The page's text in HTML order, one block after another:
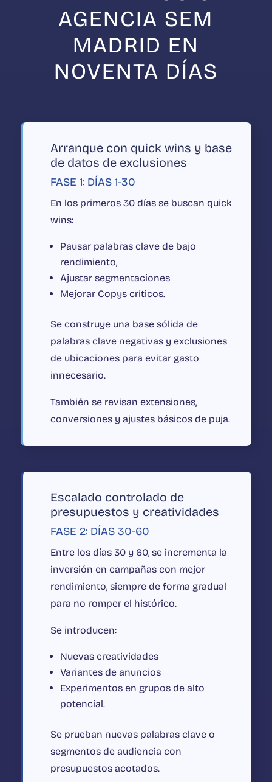
AGENCIA SEM
MADRID EN
NOVENTA DÍAS
Arranque con quick wins y base
de datos de exclusiones
FASE 1: DÍAS 1-30
En los primeros 30 días se buscan quick
wins:
Pausar palabras clave de bajo
rendimiento,
Ajustar segmentaciones
Mejorar Copys críticos.
Se construye una base sólida de
palabras clave negativas y exclusiones
de ubicaciones para evitar gasto
innecesario.
También se revisan extensiones,
conversiones y ajustes básicos de puja.
Escalado controlado de
presupuestos y creatividades
FASE 2: DÍAS 30-60
Entre los días 30 y 60, se incrementa la
inversión en campañas con mejor
rendimiento, siempre de forma gradual
para no romper el histórico.
Se introducen:
Nuevas creatividades
Variantes de anuncios
Experimentos en grupos de alto
potencial.
Se prueban nuevas palabras clave o
segmentos de audiencia con
presupuestos acotados.